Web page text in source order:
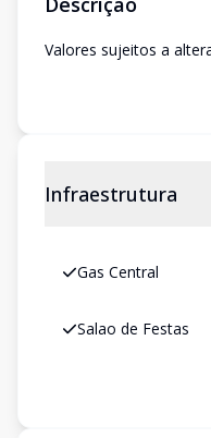
Valores sujeitos a
Infraestrutura
Gas Central
Salao de Festas